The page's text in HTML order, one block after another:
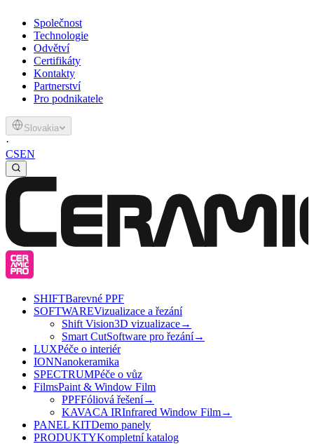
Společnost
Technologie
Odvětví
Certifikáty
Kontakty
Partnerství
Pro podnikatele
Slovakia
·
CSEN
SHIFTBarevné PPF
SOFTWAREVizualizace a řezání
Shift Vision3D vizualizace→
Smart CutSoftware pro řezání→
LUXPéče o interiér
IONNanokeramika
SPECTRUMPéče o vůz
FilmsPaint & Window Film
PPFFóliová řešení→
KAVACA IRInfrared Window Film→
PANEL KITDemo panely
PRODUKTYKompletní katalog